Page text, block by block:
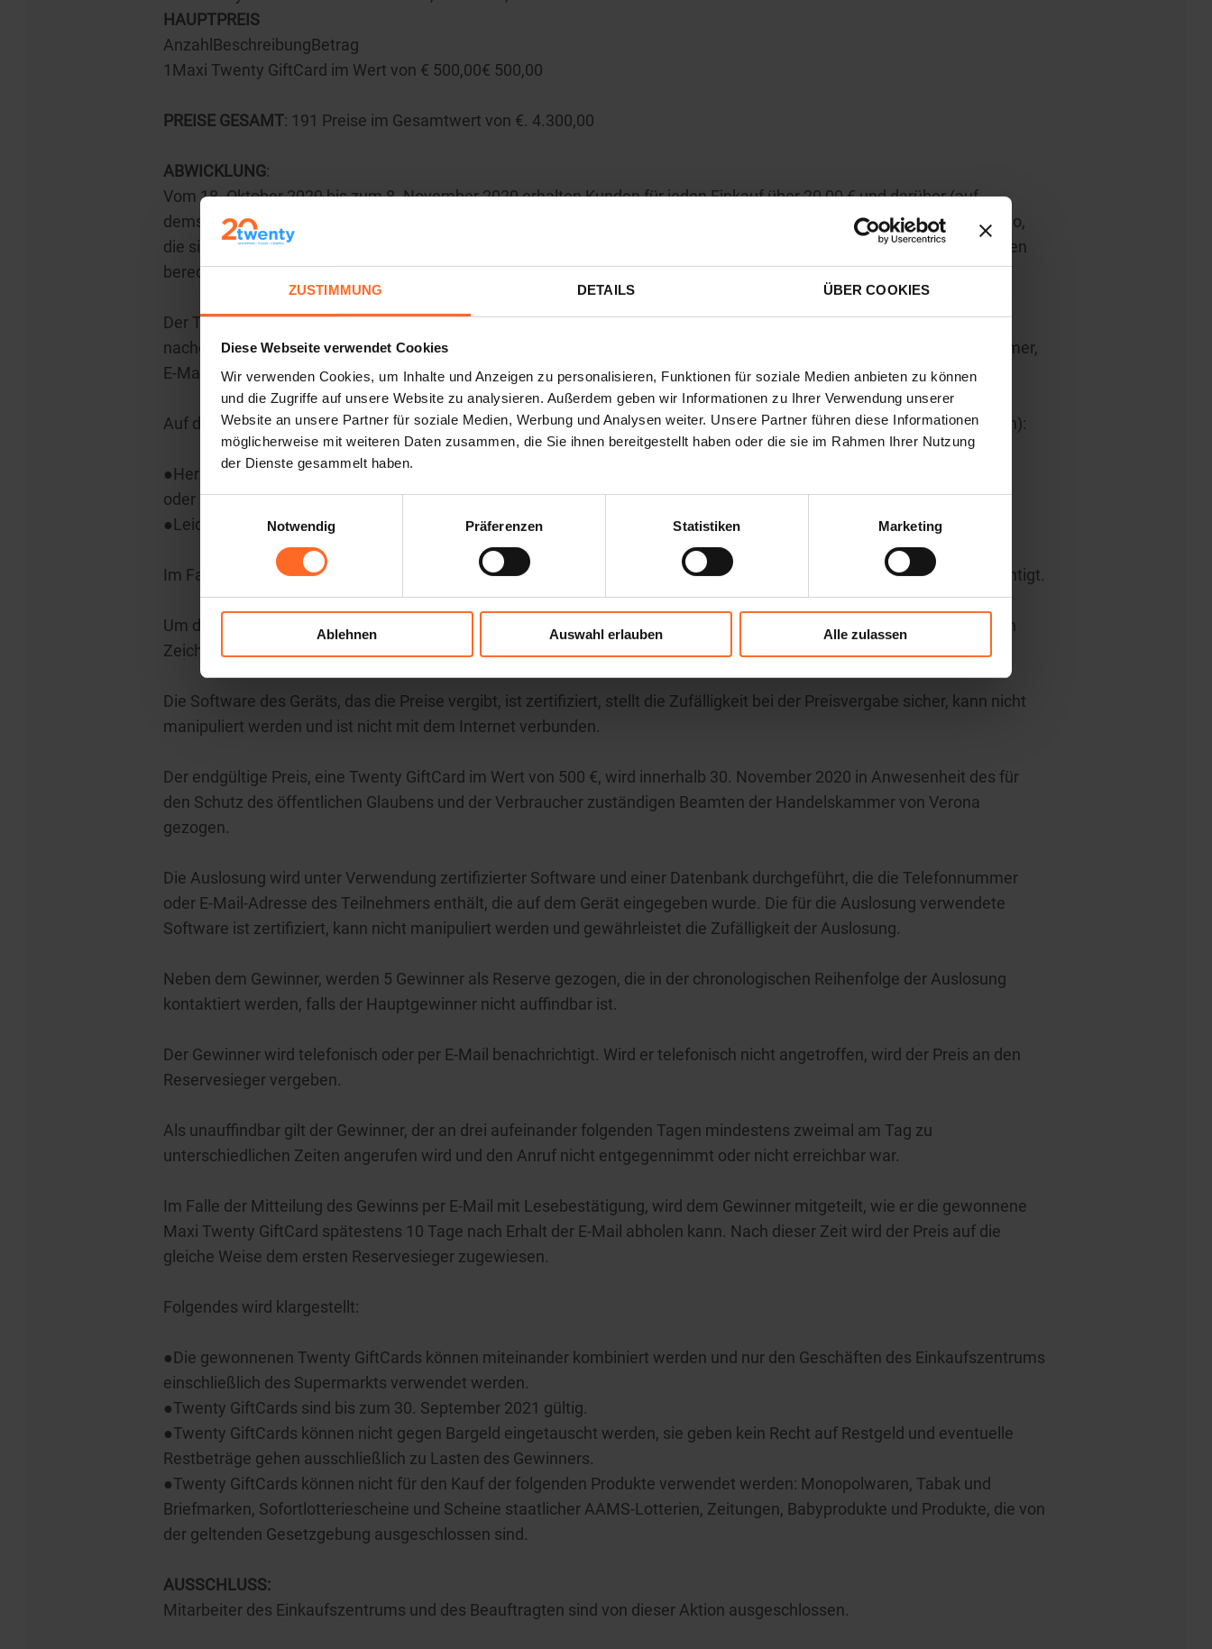
ZUSTIMMUNG DETAILS ÜBER COOKIES
Diese Webseite verwendet Cookies
Wir verwenden Cookies, um Inhalte und Anzeigen zu personalisieren, Funktionen für soziale Medien anbieten zu können
und die Zugriffe auf unsere Website zu analysieren. Außerdem geben wir Informationen zu Ihrer Verwendung unserer
Website an unsere Partner für soziale Medien, Werbung und Analysen weiter. Unsere Partner führen diese Informationen
möglicherweise mit weiteren Daten zusammen, die Sie ihnen bereitgestellt haben oder die sie im Rahmen Ihrer Nutzung
der Dienste gesammelt haben.
Notwendig
Präferenzen Statistiken Marketing
Ablehnen Auswahl erlauben Alle zulassen
HAUPTPREIS
AnzahlBeschreibungBetrag
1Maxi Twenty GiftCard im Wert von € 500,00€ 500,00
PREISE GESAMT: 191 Preise im Gesamtwert von €. 4.300,00
ABWICKLUNG:
Vom 18. Oktober 2020 bis zum 8. November 2020 erhalten Kunden für jeden Einkauf über 20,00 € und darüber (auf
demselben Kassenbon), direkt an der Kasse der Geschäfte in der Galerie, im Supermarkt, in den Restaurants und im Kino,
die sich an der Initiative beteiligen eine Karte mit einem Barcode, die zur Teilnahme an der Verlosung von Sofortgewinnen
berechtigt. Die Verlosung läuft folgendermaßen ab:
Der Teilnehmer muss seine Teilnahmekarte/n in die entsprechenden Geräte, die sich in der Galerie befinden einführen,
nachdem er vorher die Sprache - Italienisch und Deutsch – ausgewählt, sowie Namen und Schreibnamen, Telefonnummer,
E-Mail-Adresse und Postleitzahl eingegeben hat.
Auf dem Monitor wird eine der folgenden Meldungen angezeigt (je nach gewählter Sprache auf Italienisch oder Deutsch):
●Herzlichen Glückwunsch, du hast gewonnen (mit Angabe des Preises)
oder
●Leider nicht gewonnen
Im Falle eines Gewinns stellt das Gerät einen Bon aus, der zum Bezug einer Twenty GiftCard im Wert von 20,00 € berechtigt.
Um diese Twenty GiftCard zu erhalten, muss der vom Gerät ausgegebene Bon beim Geschäft Dogat ausgefüllt und zum
Zeichen der Annahme der Bedingungen unterschrieben vorgelegt werden.
Die Software des Geräts, das die Preise vergibt, ist zertifiziert, stellt die Zufälligkeit bei der Preisvergabe sicher, kann nicht
manipuliert werden und ist nicht mit dem Internet verbunden.
Der endgültige Preis, eine Twenty GiftCard im Wert von 500 €, wird innerhalb 30. November 2020 in Anwesenheit des für
den Schutz des öffentlichen Glaubens und der Verbraucher zuständigen Beamten der Handelskammer von Verona
gezogen.
Die Auslosung wird unter Verwendung zertifizierter Software und einer Datenbank durchgeführt, die die Telefonnummer
oder E-Mail-Adresse des Teilnehmers enthält, die auf dem Gerät eingegeben wurde. Die für die Auslosung verwendete
Software ist zertifiziert, kann nicht manipuliert werden und gewährleistet die Zufälligkeit der Auslosung.
Neben dem Gewinner, werden 5 Gewinner als Reserve gezogen, die in der chronologischen Reihenfolge der Auslosung
kontaktiert werden, falls der Hauptgewinner nicht auffindbar ist.
Der Gewinner wird telefonisch oder per E-Mail benachrichtigt. Wird er telefonisch nicht angetroffen, wird der Preis an den
Reservesieger vergeben.
Als unauffindbar gilt der Gewinner, der an drei aufeinander folgenden Tagen mindestens zweimal am Tag zu
unterschiedlichen Zeiten angerufen wird und den Anruf nicht entgegennimmt oder nicht erreichbar war.
Im Falle der Mitteilung des Gewinns per E-Mail mit Lesebestätigung, wird dem Gewinner mitgeteilt, wie er die gewonnene
Maxi Twenty GiftCard spätestens 10 Tage nach Erhalt der E-Mail abholen kann. Nach dieser Zeit wird der Preis auf die
gleiche Weise dem ersten Reservesieger zugewiesen.
Folgendes wird klargestellt:
●Die gewonnenen Twenty GiftCards können miteinander kombiniert werden und nur den Geschäften des Einkaufszentrums
einschließlich des Supermarkts verwendet werden.
●Twenty GiftCards sind bis zum 30. September 2021 gültig.
●Twenty GiftCards können nicht gegen Bargeld eingetauscht werden, sie geben kein Recht auf Restgeld und eventuelle
Restbeträge gehen ausschließlich zu Lasten des Gewinners.
●Twenty GiftCards können nicht für den Kauf der folgenden Produkte verwendet werden: Monopolwaren, Tabak und
Briefmarken, Sofortlotteriescheine und Scheine staatlicher AAMS-Lotterien, Zeitungen, Babyprodukte und Produkte, die von
der geltenden Gesetzgebung ausgeschlossen sind.
AUSSCHLUSS:
Mitarbeiter des Einkaufszentrums und des Beauftragten sind von dieser Aktion ausgeschlossen.